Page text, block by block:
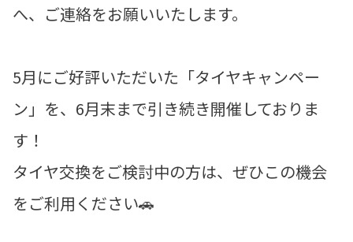
へ、ご連絡をお願いいたします。
5月にご好評いただいた「タイヤキャンペー
ン」を、6月末まで引き続き開催しておりま
す！
タイヤ交換をご検討中の方は、ぜひこの機会
をご利用ください🚗